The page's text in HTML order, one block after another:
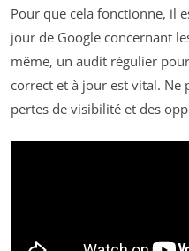
Pour que cela fonctionne, il
jour de Google concernant
même, un audit régulier
correct et à jour est vital. Ne
pertes de visibilité et des